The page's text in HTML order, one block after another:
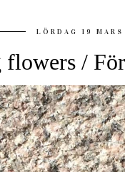
LÖRDAG 19
flowers /